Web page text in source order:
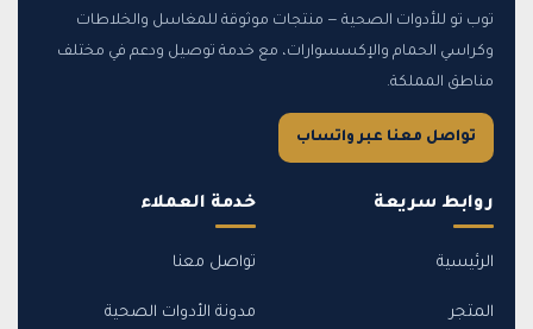
توب تو للأدوات الصحية — منتجات موثوقة للمغاسل والخلاطات
وكراسي الحمام والإكسسوارات، مع خدمة توصيل ودعم في مختلف
مناطق المملكة.
تواصل معنا عبر واتساب
روابط سريعة
الرئيسية
المتجر
خدمة العملاء
تواصل معنا
مدونة الأدوات الصحية